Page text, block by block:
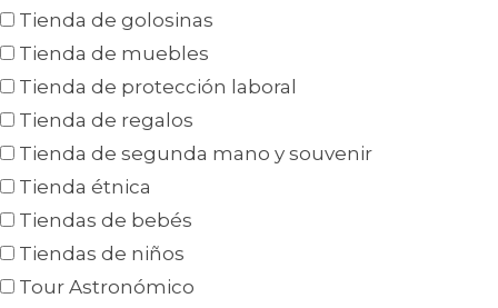
Tienda de golosinas
Tienda de muebles
Tienda de protección laboral
Tienda de regalos
Tienda de segunda mano y souvenir
Tienda étnica
Tiendas de bebés
Tiendas de niños
Tour Astronómico